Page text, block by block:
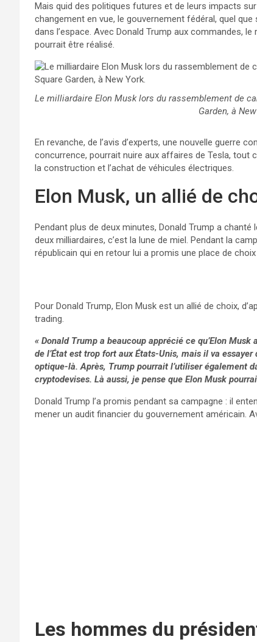
Mais quid des politiques futures et de leurs impacts
changement en vue, le gouvernement fédéral, quel
dans l’espace. Avec Donald Trump aux commandes,
pourrait être réalisé.
Le milliardaire Elon Musk lors du rassemblement de
Garden, à
En revanche, de l’avis d’experts, une nouvelle guerre
concurrence, pourrait nuire aux affaires de Tesla, tout
la construction et l’achat de véhicules électriques.
Elon Musk, un allié de
Pendant plus de deux minutes, Donald Trump a
deux milliardaires, c’est la lune de miel. Pendant la
républicain qui en retour lui a promis une place de
Pour Donald Trump, Elon Musk est un allié de choix,
trading.
« Donald Trump a beaucoup apprécié ce qu’Elon
de l’État est trop fort aux États-Unis, mais il va
optique-là. Après, Trump pourrait l’utiliser également
cryptodevises. Là aussi, je pense que Elon Musk
Donald Trump l’a promis pendant sa campagne : il
mener un audit financier du gouvernement américain.
Les hommes du